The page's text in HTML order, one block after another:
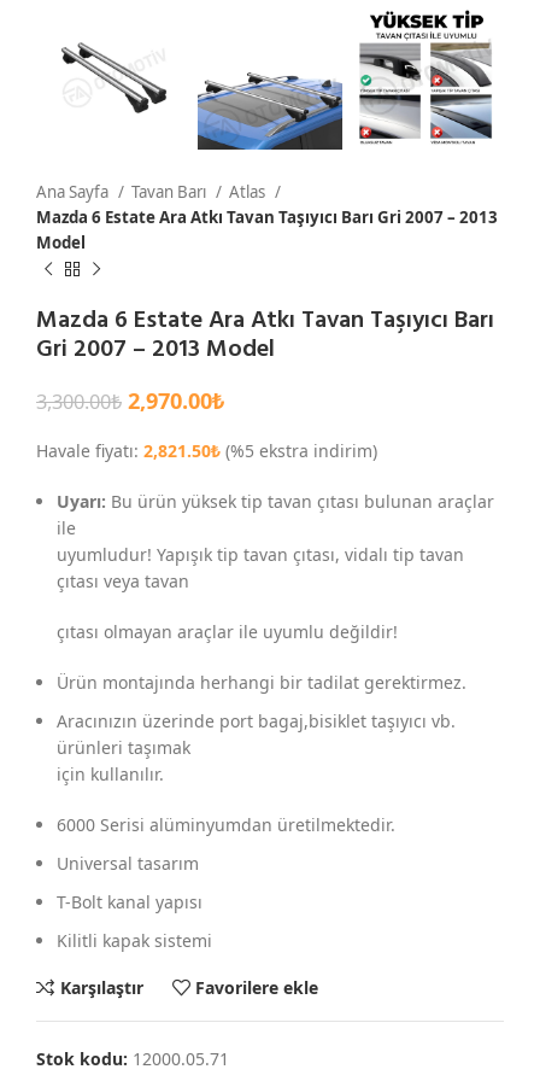
Ana Sayfa Tavan Barı
Atlas
Mazda 6 Estate Ara Atkı Tavan Taşıyıcı Barı Gri 2007 – 2013
Model
Mazda 6 Estate Ara Atkı Tavan Taşıyıcı Barı
Gri 2007 – 2013 Model
3,300.00₺ 2,970.00₺
Havale fiyatı: 2,821.50₺ (%5 ekstra indirim)
Uyarı: Bu ürün yüksek tip tavan çıtası bulunan araçlar
ile
uyumludur! Yapışık tip tavan çıtası, vidalı tip tavan
çıtası veya tavan
çıtası olmayan araçlar ile uyumlu değildir!
Ürün montajında herhangi bir tadilat gerektirmez.
Aracınızın üzerinde port bagaj,bisiklet taşıyıcı vb.
ürünleri taşımak
için kullanılır.
6000 Serisi alüminyumdan üretilmektedir.
Universal tasarım
T-Bolt kanal yapısı
Kilitli kapak sistemi
Karşılaştır Favorilere ekle
Stok kodu: 12000.05.71